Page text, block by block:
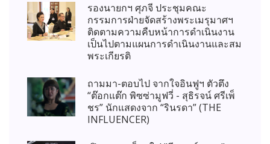
รองนายกฯ ศุภจี ประชุมคณะ
กรรมการฝ่ายจัดสร้างพระเมรุมาศฯ
ติดตามความคืบหน้าการดำเนินงาน
เป็นไปตามแผนการดำเนินงานและสม
พระเกียรติ
ถามมา-ตอบไป จากใจอินฟูฯ ตัวตึง
“ต๊อกแต๊ก พิซซ่ามูฟวี่ - สุธิรจน์ ศรีเพ็
ชร” นักแสดงจาก “รินรดา” (THE
INFLUENCER)